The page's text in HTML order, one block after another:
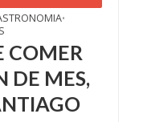
•
COMER
DE MES,